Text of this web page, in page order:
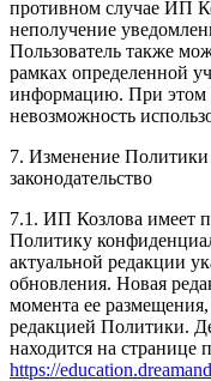
противном случае ИП
неполучение
Пользователь также
рамках определенной
информацию. При этом
невозможность
7. Изменение
законодательство
7.1. ИП Козлова имеет
Политику
актуальной редакции
обновления. Новая
момента ее
редакцией Политики.
находится на странице
https://